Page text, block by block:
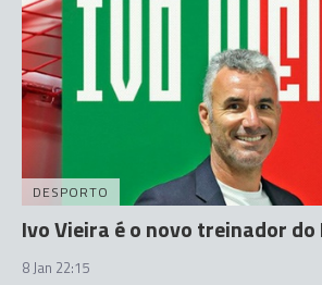
DESPORTO
Ivo Vieira é o novo treinador
8 Jan 22:15